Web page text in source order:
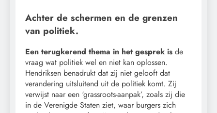
Achter de schermen en de grenzen
van politiek.
Een terugkerend thema in het gesprek is de
vraag wat politiek wel en niet kan oplossen.
Hendriksen benadrukt dat zij niet gelooft dat
verandering uitsluitend uit de politiek komt. Zij
verwijst naar een ‘grassroots-aanpak’, zoals zij die
in de Verenigde Staten ziet, waar burgers zich